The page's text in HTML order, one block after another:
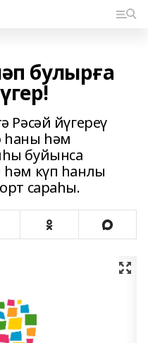
булырға
Рәсәй йүгереү
һаны һәм
буйынса
күп һанлы
сараһы.